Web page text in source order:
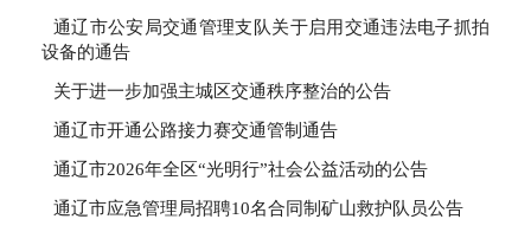
通辽市公安局交通管理支队关于启用交通违法电子抓拍
设备的通告
关于进一步加强主城区交通秩序整治的公告
通辽市开通公路接力赛交通管制通告
通辽市2026年全区“光明行”社会公益活动的公告
通辽市应急管理局招聘10名合同制矿山救护队员公告